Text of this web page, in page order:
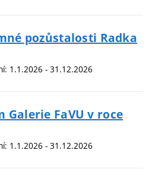
pozůstalosti Radka
1.1.2026 - 31.12.2026
Galerie FaVU v roce
1.1.2026 - 31.12.2026